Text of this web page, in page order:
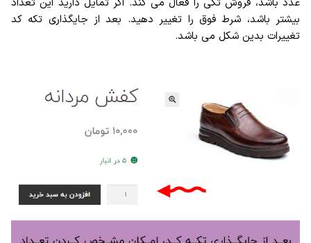
عدد باشد، فروش تکی را فعال می کند. اگر تمایل دارید این تعداد
بیشتر باشد، شرط فوق را تغییر دهید. بعد از جایگذاری تکه کد
تغییرات بدین شکل می باشد.